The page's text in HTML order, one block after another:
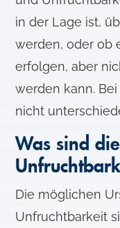
in der Lage ist,
werden, oder ob
erfolgen, aber
werden kann.
nicht
Was sind
Die möglichen
Unfruchtbarkeit